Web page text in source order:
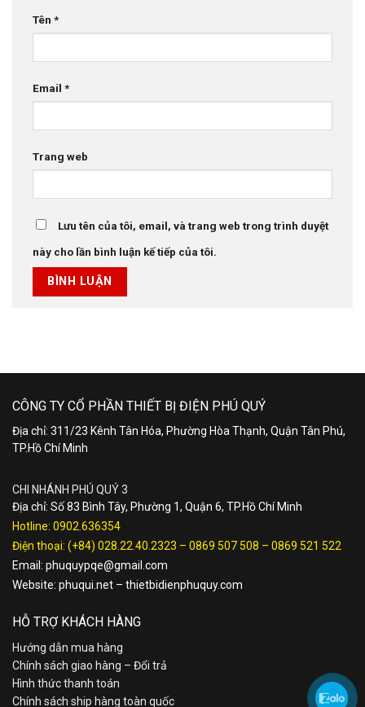
Tên *
Email *
Trang web
Lưu tên của tôi, email, và trang web trong trình duyệt
này cho lần bình luận kế tiếp của tôi.
CÔNG TY CỔ PHẦN THIẾT BỊ ĐIỆN PHÚ QUÝ
Địa chỉ: 311/23 Kênh Tân Hóa, Phường Hòa Thạnh, Quận Tân Phú,
TP.Hồ Chí Minh
CHI NHÁNH PHÚ QUÝ 3
Địa chỉ: Số 83 Bình Tây, Phường 1, Quận 6, TP.Hồ Chí Minh
Hotline: 0902.636354
Điện thoại: (+84) 028.22.40.2323 – 0869 507 508 – 0869 521 522
Email: phuquypqe@gmail.com
Website: phuqui.net – thietbidienphuquy.com
HỖ TRỢ KHÁCH HÀNG
Hướng dẫn mua hàng
Chính sách giao hàng – Đổi trả
Hình thức thanh toán
Chính sách ship hàng toàn quốc